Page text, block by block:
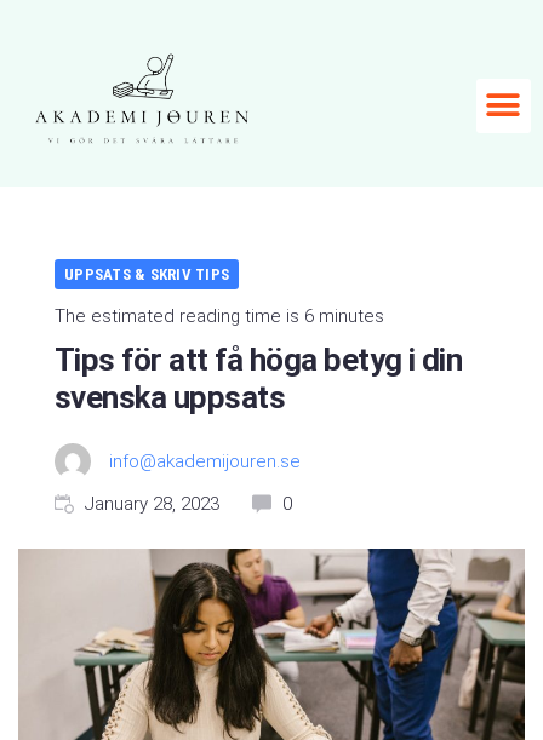
UPPSATS & SKRIV TIPS
The estimated reading time is 6 minutes
Tips för att få höga betyg i din
svenska uppsats
info@akademijouren.se
January 28, 2023
0